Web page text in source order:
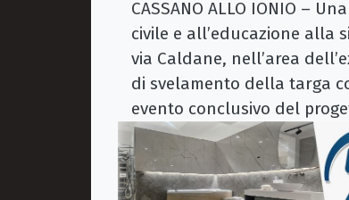
CASSANO ALLO IONIO –
civile e all’educazione alla
via Caldane, nell’area
di svelamento della targa
evento conclusivo del